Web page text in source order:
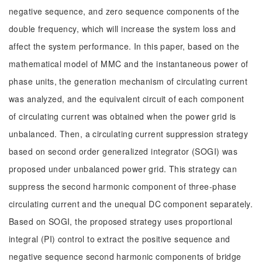
negative sequence, and zero sequence components of the
double frequency, which will increase the system loss and
affect the system performance. In this paper, based on the
mathematical model of MMC and the instantaneous power of
phase units, the generation mechanism of circulating current
was analyzed, and the equivalent circuit of each component
of circulating current was obtained when the power grid is
unbalanced. Then, a circulating current suppression strategy
based on second order generalized integrator (SOGI) was
proposed under unbalanced power grid. This strategy can
suppress the second harmonic component of three-phase
circulating current and the unequal DC component separately.
Based on SOGI, the proposed strategy uses proportional
integral (PI) control to extract the positive sequence and
negative sequence second harmonic components of bridge